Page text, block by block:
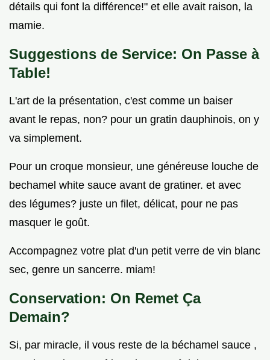
détails qui font la différence!" et elle avait raison, la
mamie.
Suggestions de Service: On Passe à
Table!
L'art de la présentation, c'est comme un baiser
avant le repas, non? pour un gratin dauphinois, on y
va simplement.
Pour un croque monsieur, une généreuse louche de
bechamel white sauce avant de gratiner. et avec
des légumes? juste un filet, délicat, pour ne pas
masquer le goût.
Accompagnez votre plat d'un petit verre de vin blanc
sec, genre un sancerre. miam!
Conservation: On Remet Ça
Demain?
Si, par miracle, il vous reste de la béchamel sauce ,